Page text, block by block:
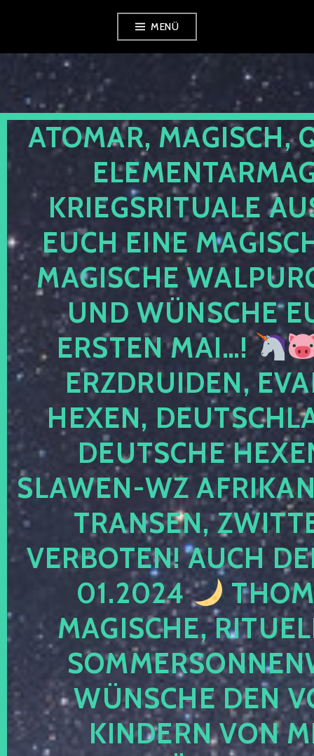
springen
MENÜ
ATOMAR, MAGISCH,
KRIEGSRITUALE
EUCH EINE
MAGISCHE
UND WÜNSCHE
ERSTEN MAI…!
ERZDRUIDEN,
HEXEN,
DEUTSCHE
SLAWEN-WZ
TRANSEN,
VERBOTEN! AUCH
01.2024
MAGISCHE,
WÜNSCHE DEN
KINDERN VON